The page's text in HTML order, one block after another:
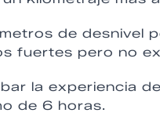
de desnivel
fuertes pero no
la experiencia
de 6 horas.